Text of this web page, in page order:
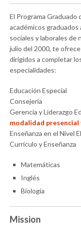
El Programa
académicos graduados
sociales y laborales de
julio del 2000, te
dirigidos a completar
especialidades:
Educación Especial
Consejería
Gerencia y Liderazgo
modalidad presencial
Enseñanza en el Nivel
Currículo y Enseñanza
Matemáticas
Inglés
Biología
Mission